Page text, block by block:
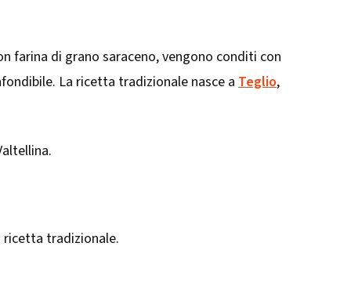
farina di grano saraceno, vengono conditi con
La ricetta tradizionale nasce a Teglio,
tradizionale.